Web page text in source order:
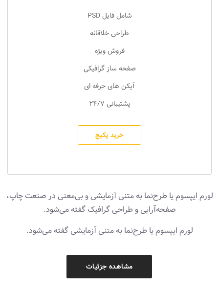
شامل فایل PSD
طراحی خلاقانه
فروش ویژه
صفحه ساز گرافیکی
آیکن های حرفه ای
پشتیبانی 24/7
خرید پکیج
لورم ایپسوم یا طرح‌نما به متنی آزمایشی و بی‌معنی در صنعت چاپ،
صفحه‌آرایی و طراحی گرافیک گفته می‌شود.
لورم ایپسوم یا طرح‌نما به متنی آزمایشی گفته می‌شود.
مشاهده جزئیات